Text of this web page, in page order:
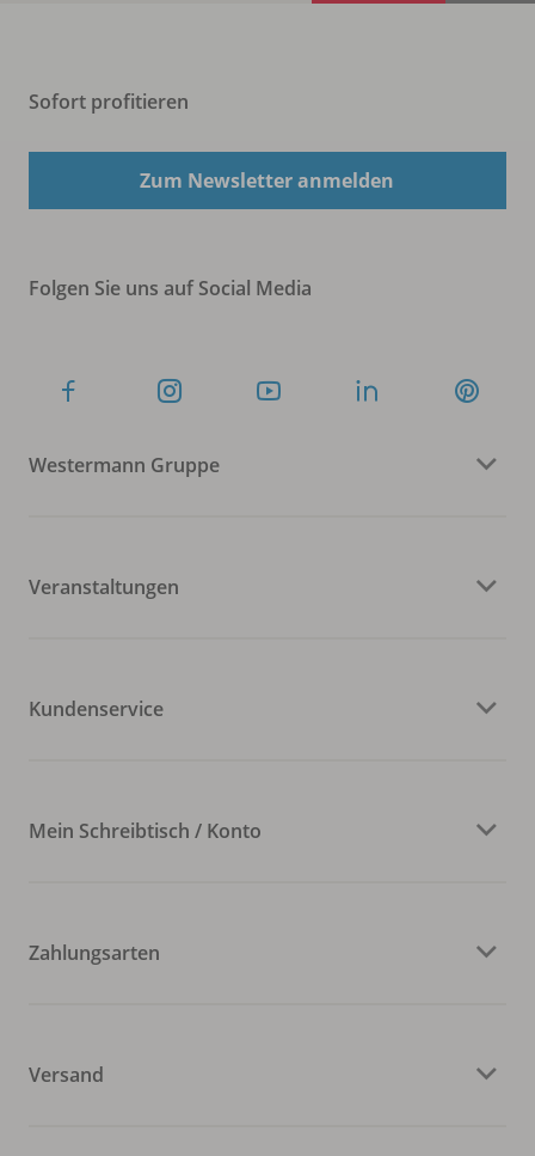
Sofort profitieren
Zum Newsletter anmelden
Folgen Sie uns auf Social Media
Westermann Gruppe
Veranstaltungen
Kundenservice
Mein Schreibtisch / Konto
Zahlungsarten
Versand